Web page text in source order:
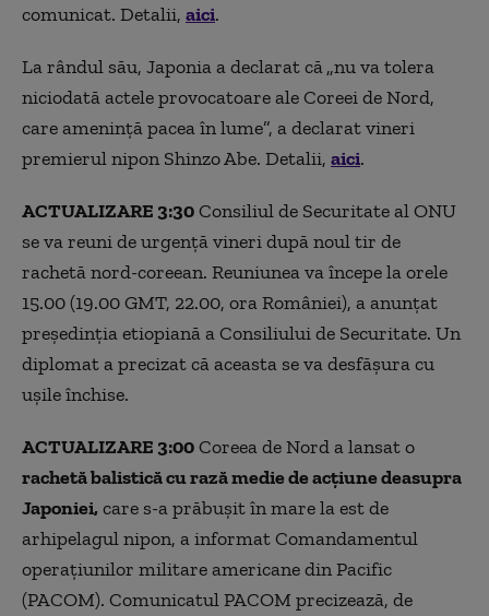
comunicat. Detalii, aici.
La rândul său, Japonia a declarat că„nu va tolera
niciodată actele provocatoare ale Coreei de Nord,
care amenință pacea în lume”, a declarat vineri
premierul nipon Shinzo Abe. Detalii, aici.
ACTUALIZARE 3:30Consiliul de Securitate al ONU
se va reuni de urgență vineri după noul tir de
rachetă nord-coreean. Reuniunea va începe la orele
15.00 (19.00 GMT, 22.00, ora României), a anunțat
președinția etiopiană a Consiliului de Securitate. Un
diplomat a precizat că aceasta se va desfășura cu
ușile închise.
ACTUALIZARE 3:00Coreea de Nord a lansat o
rachetă balistică cu rază medie de acțiune deasupra
Japoniei,care s-a prăbușit în mare la est de
arhipelagul nipon, a informat Comandamentul
operațiunilor militare americane din Pacific
(PACOM). Comunicatul PACOM precizează, de